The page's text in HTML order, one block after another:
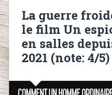
La guerre
le film Un
en salles
2021 (note: 4/5)